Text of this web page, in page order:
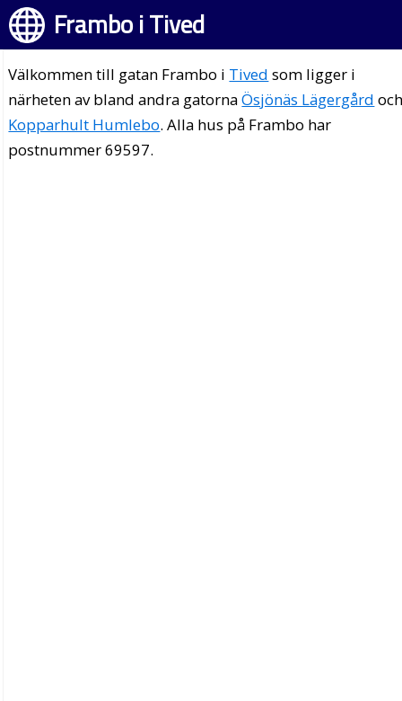
Frambo i Tived
Välkommen till gatan Frambo i Tived som ligger i
närheten av bland andra gatornaÖsjönäs Lägergård
Kopparhult Humlebo. Alla hus på Frambo har
postnummer 69597.